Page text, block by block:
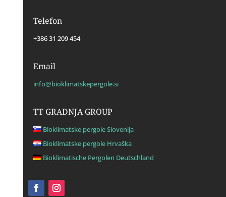
Telefon
+386 31 209 454
Email
info@bioklimatskepergole.si
TT GRADNJA GROUP
Bioklimatske pergole Slovenija
Bioklimatske pergole Hrvaška
Bioklimatische Pergolen Deutschland